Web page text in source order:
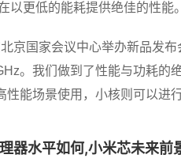
以更低的能耗提供绝佳的性能。
京国家会议中心举办新品发
。我们做到了性能与功耗的
性能场景使用，小核则可以进
器水平如何,小米芯未来前